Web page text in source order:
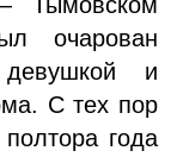
очарован
и
С тех пор
года